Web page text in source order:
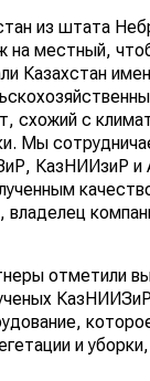
из штата
на местный,
Казахстан
схожий с
Мы
КазНИИзиР и
владелец
отметили
и